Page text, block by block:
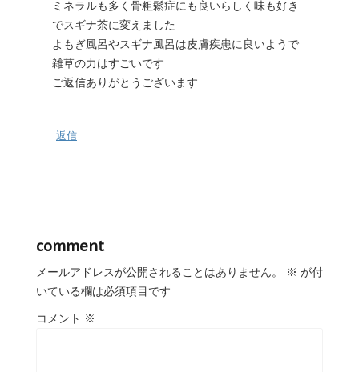
ミネラルも多く骨粗鬆症にも良いらしく味も好き
でスギナ茶に変えました
よもぎ風呂やスギナ風呂は皮膚疾患に良いようで
雑草の力はすごいです
ご返信ありがとうございます
返信
comment
メールアドレスが公開されることはありません。 ※ が付
いている欄は必須項目です
コメント ※